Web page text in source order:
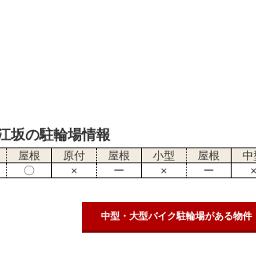
坂の駐輪場情報
屋根 原付 屋根 小型 屋根 中
〇 × ー × ー ×
中型・大型バイク駐輪場がある物件